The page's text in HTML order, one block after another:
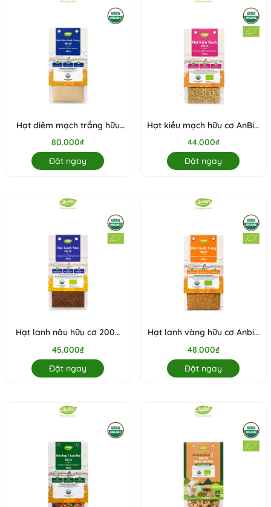
Hạt diêm mạch trắng hữu
80.000₫
Đặt ngay
Hạt kiều mạch hữu cơ AnBio
44.000₫
Đặt ngay
Hạt lanh nâu hữu cơ 200g
45.000₫
Đặt ngay
Hạt lanh vàng hữu cơ Anbio
48.000₫
Đặt ngay